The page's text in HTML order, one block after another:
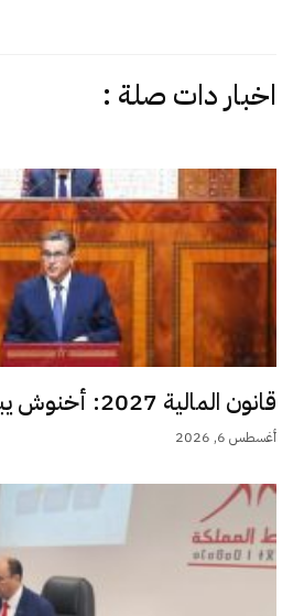
اخبار دات صلة :
قانون المالية 2027: أخنوش يبقي على دعم...
أغسطس 6, 2026